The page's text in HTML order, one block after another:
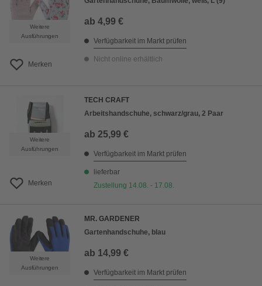
Weitere
Ausführungen
Merken
ab 4,99 €
Verfügbarkeit im Markt prüfen
Nicht online erhältlich
Weitere
Ausführungen
Merken
TECH CRAFT
Arbeitshandschuhe, schwarz/grau, 2 Paar
ab 25,99 €
Verfügbarkeit im Markt prüfen
lieferbar
Zustellung 14.08. - 17.08.
Weitere
Ausführungen
MR. GARDENER
Gartenhandschuhe, blau
ab 14,99 €
Verfügbarkeit im Markt prüfen